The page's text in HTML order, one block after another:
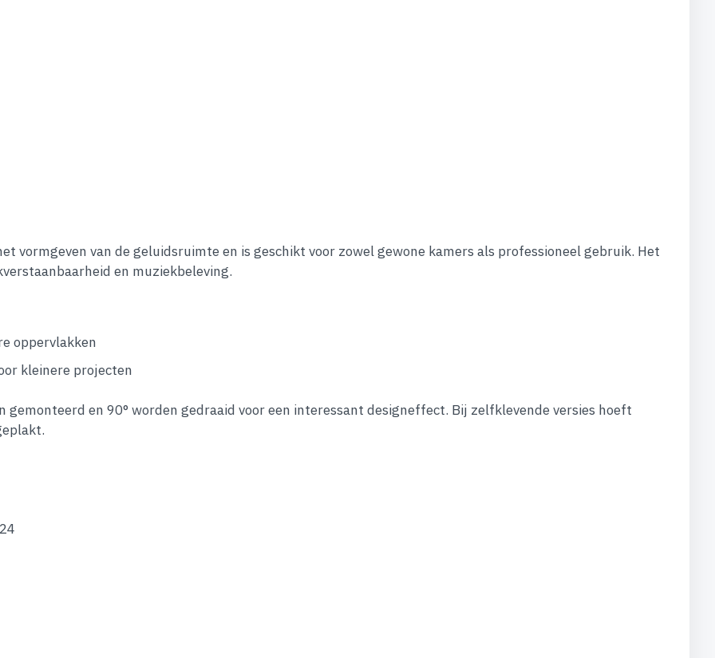
vormgeven van de geluidsruimte en is geschikt voor zowel gewone kamers als professioneel gebruik. Het
en muziekbeleving.
oppervlakken
kleinere projecten
en 90° worden gedraaid voor een interessant designeffect. Bij zelfklevende versies hoeft